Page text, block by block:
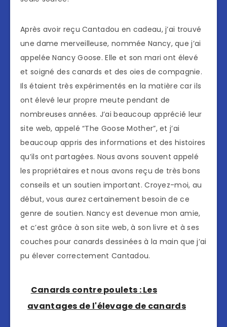
Après avoir reçu Cantadou en cadeau, j’ai trouvé
une dame merveilleuse, nommée Nancy, que j’ai
appelée Nancy Goose. Elle et son mari ont élevé
et soigné des canards et des oies de compagnie.
Ils étaient très expérimentés en la matière car ils
ont élevé leur propre meute pendant de
nombreuses années. J’ai beaucoup apprécié leur
site web, appelé “The Goose Mother”, et j’ai
beaucoup appris des informations et des histoires
qu’ils ont partagées. Nous avons souvent appelé
les propriétaires et nous avons reçu de très bons
conseils et un soutien important. Croyez-moi, au
début, vous aurez certainement besoin de ce
genre de soutien. Nancy est devenue mon amie,
et c’est grâce à son site web, à son livre et à ses
couches pour canards dessinées à la main que j’ai
pu élever correctement Cantadou.
Canards contre poulets : Les
avantages de l'élevage de canards